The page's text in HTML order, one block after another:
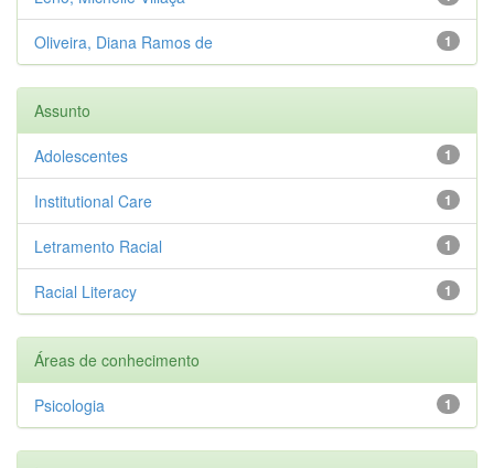
1
Oliveira, Diana Ramos de
Assunto
1
Adolescentes
1
Institutional Care
1
Letramento Racial
1
Racial Literacy
Áreas de conhecimento
1
Psicologia